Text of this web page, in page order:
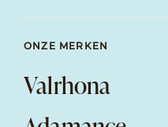
ONZE MERKEN
Valrhona